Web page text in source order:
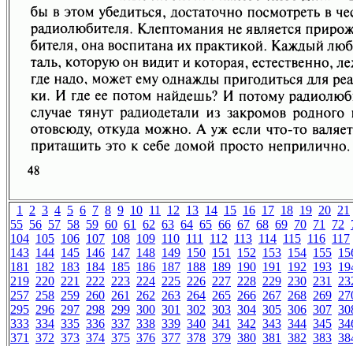
1 2 3 4 5 6 7 8 9 10 11 12 13 14 15 16 17 18 19 20 21
55 56 57 58 59 60 61 62 63 64 65 66 67 68 69 70 71 72
104 105 106 107 108 109 110 111 112 113 114 115 116 117
143 144 145 146 147 148 149 150 151 152 153 154 155
181 182 183 184 185 186 187 188 189 190 191 192 193
219 220 221 222 223 224 225 226 227 228 229 230 231
257 258 259 260 261 262 263 264 265 266 267 268 269
295 296 297 298 299 300 301 302 303 304 305 306 307
333 334 335 336 337 338 339 340 341 342 343 344 345
371 372 373 374 375 376 377 378 379 380 381 382 383